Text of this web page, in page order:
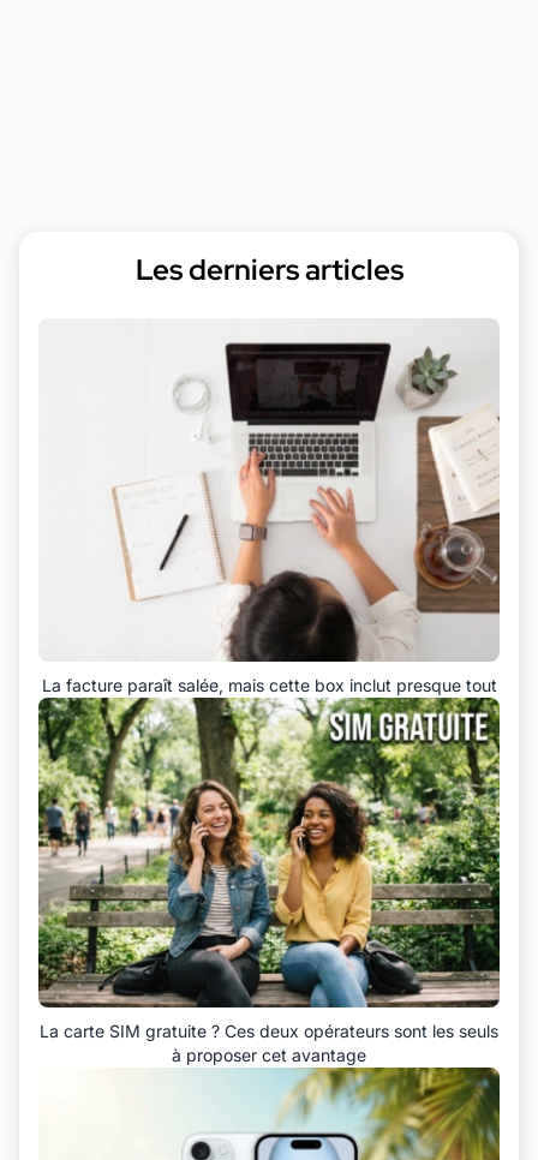
Les derniers articles
La facture paraît salée, mais cette box inclut presque tout
La carte SIM gratuite ? Ces deux opérateurs sont les seuls
à proposer cet avantage